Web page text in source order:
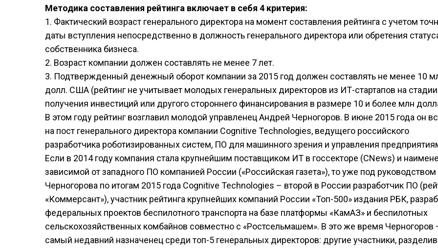
Методика составления рейтинга включает в себя 4 критерия:
1. Фактический возраст генерального директора на момент составления рейтинга с учетом
даты вступления непосредственно в должность генерального директора или обретения
собственника бизнеса.
2. Возраст компании должен составлять не менее 7 лет.
3. Подтвержденный денежный оборот компании за 2015 год должен составлять не менее 10
долл. США (рейтинг не учитывает молодых генеральных директоров из ИТ-стартапов на стадии
получения инвестиций или другого стороннего финансирования в размере 10 и более млн
В этом году рейтинг возглавил молодой управленец Андрей Черногоров. В июне 2015 года он
на пост генерального директора компании Cognitive Technologies, ведущего российского
разработчика роботизированных систем, ПО для машинного зрения и управления
Если в 2014 году компания стала крупнейшим поставщиком ИТ в госсекторе (СNews) и
зависимой от западного ПО компанией России («Российская газета»), то уже под руководством
Черногорова по итогам 2015 года Cognitive Technologies – второй в России разработчик ПО
«Коммерсант»), участник рейтинга крупнейших компаний России «Топ-500» издания РБК,
федеральных проектов беспилотного транспорта на базе платформы «КамАЗ» и беспилотных
сельскохозяйственных комбайнов совместно с «Ростсельмашем». В это же время Черногоров
самый недавний назначенец среди топ-5 генеральных директоров: другие участники,